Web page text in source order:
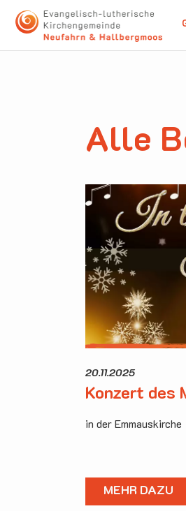
Alle
20.11.2025
Konzert des
in der Emmauskirche
MEHR DAZU